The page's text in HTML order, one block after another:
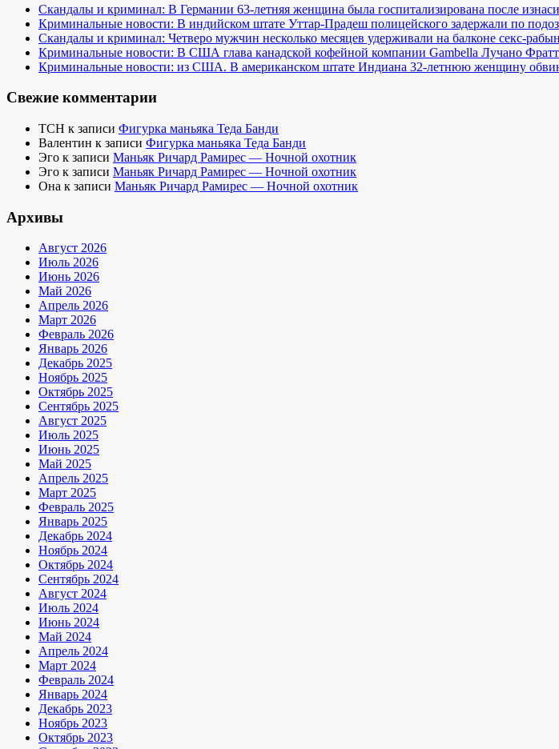
Скандалы и криминал: В Германии 63-летняя женщина была госпитализирована после
Криминальные новости: В индийском штате Уттар-Прадеш полицейского задержали по
Скандалы и криминал: Четверо мужчин несколько месяцев удерживали на балконе секс-
Криминальные новости: В США глава канадской кофейной компании Gambella Лучано
Криминальные новости: из США. В американском штате Индиана 32-летнюю женщину
Свежие комментарии
TCH к записи Фигурка маньяка Теда Банди
Валентин к записи Фигурка маньяка Теда Банди
Эго к записи Маньяк Ричард Рамирес — Ночной охотник
Эго к записи Маньяк Ричард Рамирес — Ночной охотник
Она к записи Маньяк Ричард Рамирес — Ночной охотник
Архивы
Август 2026
Июль 2026
Июнь 2026
Май 2026
Апрель 2026
Март 2026
Февраль 2026
Январь 2026
Декабрь 2025
Ноябрь 2025
Октябрь 2025
Сентябрь 2025
Август 2025
Июль 2025
Июнь 2025
Май 2025
Апрель 2025
Март 2025
Февраль 2025
Январь 2025
Декабрь 2024
Ноябрь 2024
Октябрь 2024
Сентябрь 2024
Август 2024
Июль 2024
Июнь 2024
Май 2024
Апрель 2024
Март 2024
Февраль 2024
Январь 2024
Декабрь 2023
Ноябрь 2023
Октябрь 2023